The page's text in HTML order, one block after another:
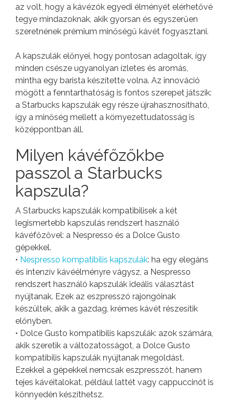
az volt, hogy a kávézók egyedi élményét elérhetővé
tegye mindazoknak, akik gyorsan és egyszerűen
szeretnének prémium minőségű kávét fogyasztani.
A kapszulák előnyei, hogy pontosan adagoltak, így
minden csésze ugyanolyan ízletes és aromás,
mintha egy barista készítette volna. Az innováció
mögött a fenntarthatóság is fontos szerepet játszik:
a Starbucks kapszulák egy része újrahasznosítható,
így a minőség mellett a környezettudatosság is
középpontban áll.
Milyen kávéfőzőkbe
passzol a Starbucks
kapszula?
A Starbucks kapszulák kompatibilisek a két
legismertebb kapszulás rendszert használó
kávéfőzővel: a Nespresso és a Dolce Gusto
gépekkel.
• Nespresso kompatibilis kapszulák: ha egy elegáns
és intenzív kávéélményre vágysz, a Nespresso
rendszert használó kapszulák ideális választást
nyújtanak. Ezek az eszpresszó rajongóinak
készültek, akik a gazdag, krémes kávét részesítik
előnyben.
• Dolce Gusto kompatibilis kapszulák: azok számára,
akik szeretik a változatosságot, a Dolce Gusto
kompatibilis kapszulák nyújtanak megoldást.
Ezekkel a gépekkel nemcsak eszpresszót, hanem
tejes kávéitalokat, például lattét vagy cappuccinót is
könnyedén készíthetsz.